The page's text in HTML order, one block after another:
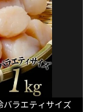
バラエティサイズ